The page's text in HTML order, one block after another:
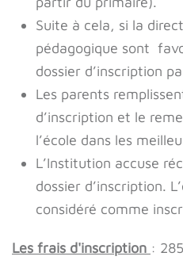
Suite à cela, si la
pédagogique sont
dossier d’inscription
Les parents
d’inscription et le
l’école dans les
L’Institution accuse
dossier d’inscription.
considéré comme
Les frais d'inscription :